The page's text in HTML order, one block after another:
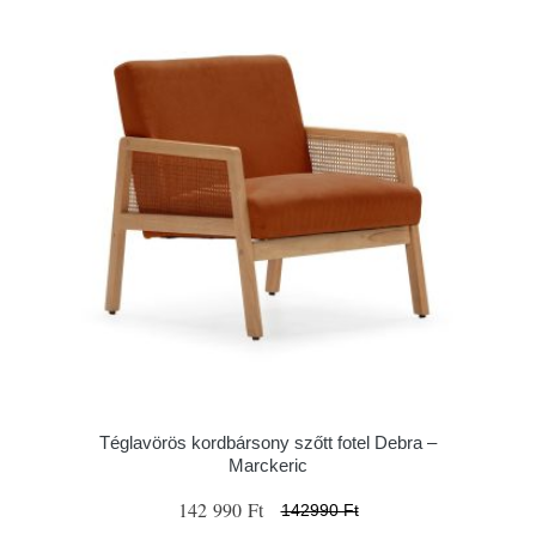
Téglavörös kordbársony szőtt fotel Debra –
Marckeric
142 990 Ft 142990 Ft